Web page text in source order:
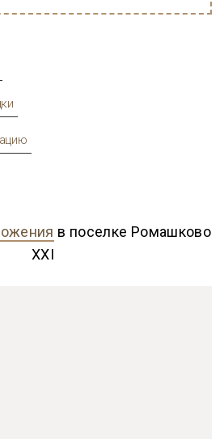
в поселке Ромашково
XXI